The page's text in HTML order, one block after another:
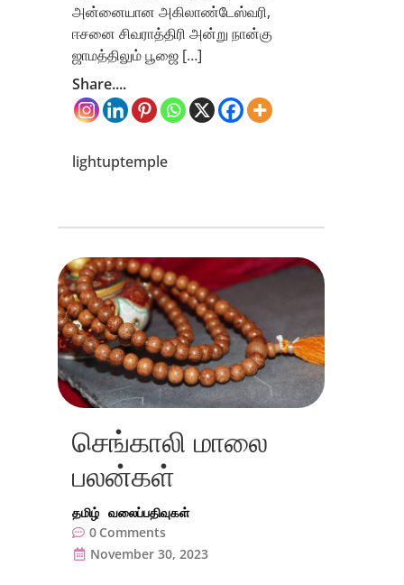
அன்னையான அகிலாண்டேஸ்வரி,
ஈசனை சிவராத்திரி அன்று நான்கு
ஜாமத்திலும் பூஜை […]
Share....
lightuptemple
செங்காலி மாலை
பலன்கள்
தமிழ் வலைப்பதிவுகள்
0 Comments
November 30, 2023